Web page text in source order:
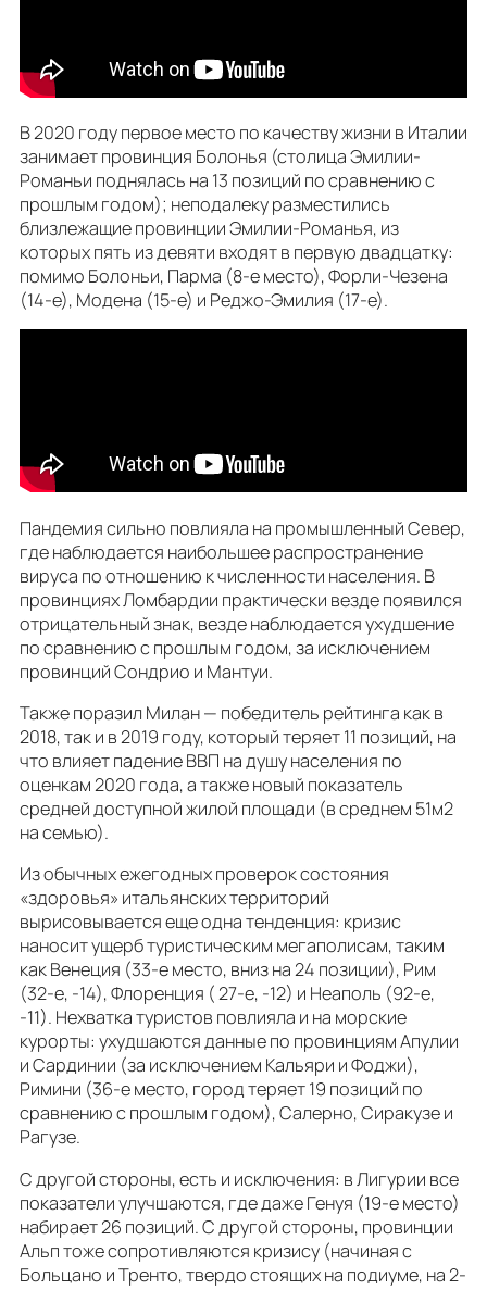
В 2020 году первое место по качеству жизни в Италии
занимает провинция Болонья (столица Эмилии-
Романьи поднялась на 13 позиций по сравнению с
прошлым годом); неподалеку разместились
близлежащие провинции Эмилии-Романья, из
которых пять из девяти входят в первую двадцатку:
помимо Болоньи, Парма (8-е место), Форли-Чезена
(14-е), Модена (15-е) и Реджо-Эмилия (17-е).
Пандемия сильно повлияла на промышленный Север,
где наблюдается наибольшее распространение
вируса по отношению к численности населения. В
провинциях Ломбардии практически везде появился
отрицательный знак, везде наблюдается ухудшение
по сравнению с прошлым годом, за исключением
провинций Сондрио и Мантуи.
Также поразил Милан — победитель рейтинга как в
2018, так и в 2019 году, который теряет 11 позиций, на
что влияет падение ВВП на душу населения по
оценкам 2020 года, а также новый показатель
средней доступной жилой площади (в среднем 51м2
на семью).
Из обычных ежегодных проверок состояния
«здоровья» итальянских территорий
вырисовывается еще одна тенденция: кризис
наносит ущерб туристическим мегаполисам, таким
как Венеция (33-е место, вниз на 24 позиции), Рим
(32-е, -14), Флоренция ( 27-е, -12) и Неаполь (92-е,
-11). Нехватка туристов повлияла и на морские
курорты: ухудшаются данные по провинциям Апулии
и Сардинии (за исключением Кальяри и Фоджи),
Римини (36-е место, город теряет 19 позиций по
сравнению с прошлым годом), Салерно, Сиракузе и
Рагузе.
С другой стороны, есть и исключения: в Лигурии все
показатели улучшаются, где даже Генуя (19-е место)
набирает 26 позиций. С другой стороны, провинции
Альп тоже сопротивляются кризису (начиная с
Больцано и Тренто, твердо стоящих на подиуме, на 2-